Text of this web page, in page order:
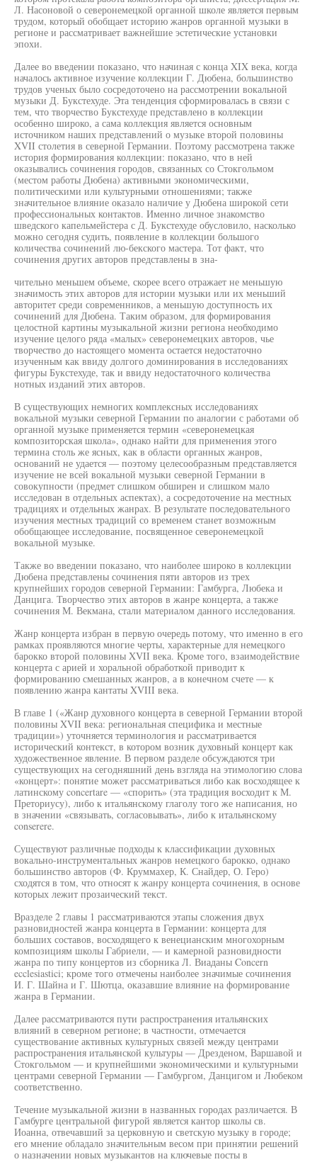
Л. Насоновой о северонемецкой органной школе является первым
трудом, который обобщает историю жанров органной музыки в
регионе и рассматривает важнейшие эстетические установки
эпохи.
Далее во введении показано, что начиная с конца XIX века, когда
началось активное изучение коллекции Г. Дюбена, большинство
трудов ученых было сосредоточено на рассмотрении вокальной
музыки Д. Букстехуде. Эта тенденция сформировалась в связи с
тем, что творчество Букстехуде представлено в коллекции
особенно широко, а сама коллекция является основным
источником наших представлений о музыке второй половины
XVII столетия в северной Германии. Поэтому рассмотрена также
история формирования коллекции: показано, что в ней
оказывались сочинения городов, связанных со Стокгольмом
(местом работы Дюбена) активными экономическими,
политическими или культурными отношениями; также
значительное влияние оказало наличие у Дюбена широкой сети
профессиональных контактов. Именно личное знакомство
шведского капельмейстера с Д. Букстехуде обусловило, насколько
можно сегодня судить, появление в коллекции большого
количества сочинений лю-бекского мастера. Тот факт, что
сочинения других авторов представлены в зна-
чительно меньшем объеме, скорее всего отражает не меньшую
значимость этих авторов для истории музыки или их меньший
авторитет среди современников, а меньшую доступность их
сочинений для Дюбена. Таким образом, для формирования
целостной картины музыкальной жизни региона необходимо
изучение целого ряда «малых» северонемецких авторов, чье
творчество до настоящего момента остается недостаточно
изученным как ввиду долгого доминирования в исследованиях
фигуры Букстехуде, так и ввиду недостаточного количества
нотных изданий этих авторов.
В существующих немногих комплексных исследованиях
вокальной музыки северной Германии по аналогии с работами об
органной музыке применяется термин «северонемецкая
композиторская школа», однако найти для применения этого
термина столь же ясных, как в области органных жанров,
оснований не удается — поэтому целесообразным представляется
изучение не всей вокальной музыки северной Германии в
совокупности (предмет слишком обширен и слишком мало
исследован в отдельных аспектах), а сосредоточение на местных
традициях и отдельных жанрах. В результате последовательного
изучения местных традиций со временем станет возможным
обобщающее исследование, посвященное северонемецкой
вокальной музыке.
Также во введении показано, что наиболее широко в коллекции
Дюбена представлены сочинения пяти авторов из трех
крупнейших городов северной Германии: Гамбурга, Любека и
Данцига. Творчество этих авторов в жанре концерта, а также
сочинения М. Векмана, стали материалом данного исследования.
Жанр концерта избран в первую очередь потому, что именно в его
рамках проявляются многие черты, характерные для немецкого
барокко второй половины XVII века. Кроме того, взаимодействие
концерта с арией и хоральной обработкой приводит к
формированию смешанных жанров, а в конечном счете — к
появлению жанра кантаты XVIII века.
В главе 1 («Жанр духовного концерта в северной Германии второй
половины XVII века: региональная специфика и местные
традиции») уточняется терминология и рассматривается
исторический контекст, в котором возник духовный концерт как
художественное явление. В первом разделе обсуждаются три
существующих на сегодняшний день взгляда на этимологию слова
«концерт»: понятие может рассматриваться либо как восходящее к
латинскому concertare — «спорить» (эта традиция восходит к М.
Преториусу), либо к итальянскому глаголу того же написания, но
в значении «связывать, согласовывать», либо к итальянскому
conserere.
Существуют различные подходы к классификации духовных
вокально-инструментальных жанров немецкого барокко, однако
большинство авторов (Ф. Круммахер, К. Снайдер, О. Геро)
сходятся в том, что относят к жанру концерта сочинения, в основе
которых лежит прозаический текст.
Вразделе 2 главы 1 рассматриваются этапы сложения двух
разновидностей жанра концерта в Германии: концерта для
больших составов, восходящего к венецианским многохорным
композициям школы Габриели, — и камерной разновидности
жанра по типу концертов из сборника Л. Виаданы Concern
ecclesiastici; кроме того отмечены наиболее значимые сочинения
И. Г. Шайна и Г. Шютца, оказавшие влияние на формирование
жанра в Германии.
Далее рассматриваются пути распространения итальянских
влияний в северном регионе; в частности, отмечается
существование активных культурных связей между центрами
распространения итальянской культуры — Дрезденом, Варшавой и
Стокгольмом — и крупнейшими экономическими и культурными
центрами северной Германии — Гамбургом, Данцигом и Любеком
соответственно.
Течение музыкальной жизни в названных городах различается. В
Гамбурге центральной фигурой является кантор школы св.
Иоанна, отвечавший за церковную и светскую музыку в городе;
его мнение обладало значительным весом при принятии решений
о назначении новых музыкантов на ключевые посты в